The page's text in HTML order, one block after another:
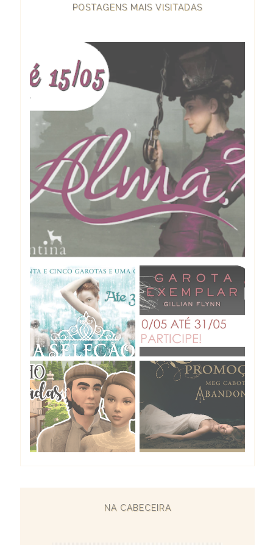
POSTAGENS MAIS VISITADAS
NA CABECEIRA